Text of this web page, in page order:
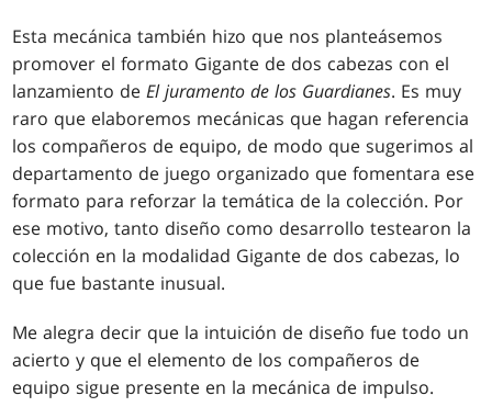
Esta mecánica también hizo que nos planteásemos
promover el formato Gigante de dos cabezas con el
lanzamiento deEl juramento de los Guardianes. Es muy
raro que elaboremos mecánicas que hagan referencia
los compañeros de equipo, de modo que sugerimos al
departamento de juego organizado que fomentara ese
formato para reforzar la temática de la colección. Por
ese motivo, tanto diseño como desarrollo testearon la
colección en la modalidad Gigante de dos cabezas, lo
que fue bastante inusual.
Me alegra decir que la intuición de diseño fue todo un
acierto y que el elemento de los compañeros de
equipo sigue presente en la mecánica de impulso.